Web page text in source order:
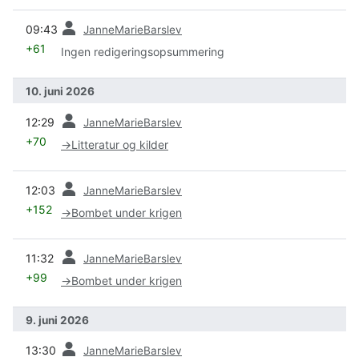
09:43 JanneMarieBarslev
+61 Ingen redigeringsopsummering
10. juni 2026
12:29 JanneMarieBarslev
+70 →Litteratur og kilder
12:03 JanneMarieBarslev
+152 →Bombet under krigen
11:32 JanneMarieBarslev
+99 →Bombet under krigen
9. juni 2026
13:30 JanneMarieBarslev